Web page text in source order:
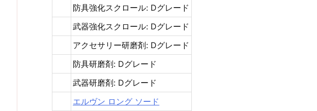
防具強化スクロール: Dグレード
武器強化スクロール: Dグレード
アクセサリー研磨剤: Dグレード
防具研磨剤: Dグレード
武器研磨剤: Dグレード
エルヴン ロング ソード